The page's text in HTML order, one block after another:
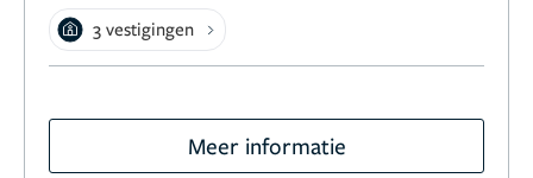
3 vestigingen
Meer informatie